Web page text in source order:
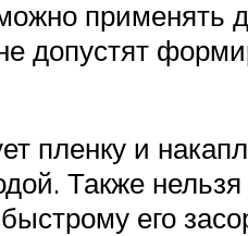
применять
допустят
пленку и
Также
его